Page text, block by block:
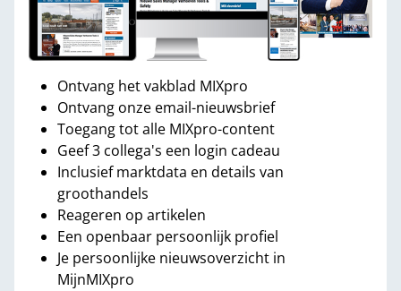
Ontvang het vakblad MIXpro
Ontvang onze email-nieuwsbrief
Toegang tot alle MIXpro-content
Geef 3 collega's een login cadeau
Inclusief marktdata en details van
groothandels
Reageren op artikelen
Een openbaar persoonlijk profiel
Je persoonlijke nieuwsoverzicht in
MijnMIXpro